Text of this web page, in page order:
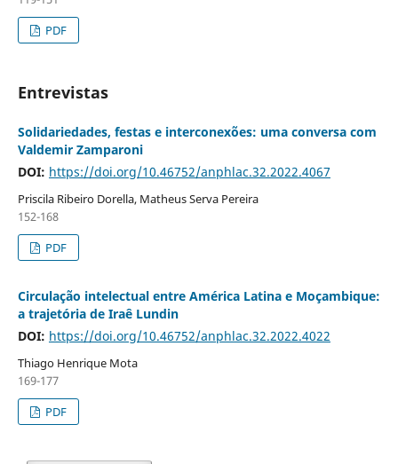
PDF
Entrevistas
Solidariedades, festas e interconexões: uma conversa com
Valdemir Zamparoni
DOI: https://doi.org/10.46752/anphlac.32.2022.4067
Priscila Ribeiro Dorella, Matheus Serva Pereira
152-168
PDF
Circulação intelectual entre América Latina e Moçambique:
a trajetória de Iraê Lundin
DOI: https://doi.org/10.46752/anphlac.32.2022.4022
Thiago Henrique Mota
169-177
PDF